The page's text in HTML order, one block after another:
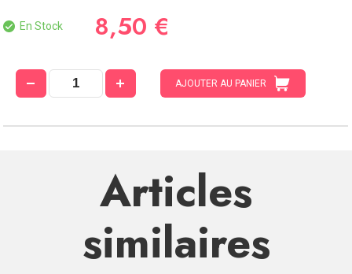
En Stock 8,50 €
AJOUTER AU PANIER
Articles
similaires